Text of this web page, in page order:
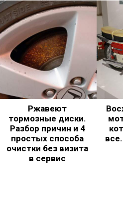
Ржавеют
тормозные диски.
Разбор причин и 4
простых способа
очистки без визита
в сервис